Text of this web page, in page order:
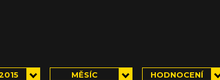
MĚSÍC HODNOCENÍ